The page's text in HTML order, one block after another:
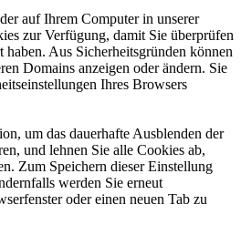
auf Ihrem Computer in unserer
zur Verfügung, damit Sie überprüfen
Aus Sicherheitsgründen können
Domains anzeigen oder ändern. Sie
Ihres Browsers
um das dauerhafte Ausblenden der
und lehnen Sie alle Cookies ab,
Zum Speichern dieser Einstellung
werden Sie erneut
oder einen neuen Tab zu